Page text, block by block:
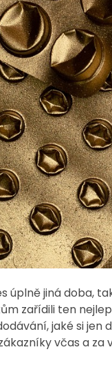
úplně jiná doba,
zařídili ten
jaké si
včas a